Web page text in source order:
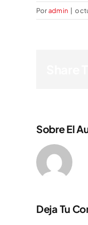
Poradmin
Sobre El
Deja Tu